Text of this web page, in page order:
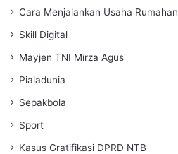
Cara Menjalankan Usaha Rumahan
Skill Digital
Mayjen TNI Mirza Agus
Pialadunia
Sepakbola
Sport
Kasus Gratifikasi DPRD NTB